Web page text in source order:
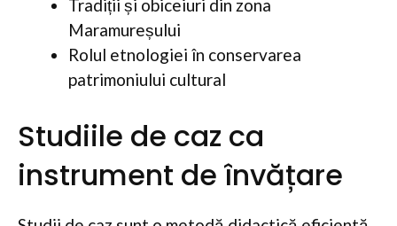
Tradiții și obiceiuri din zona
Maramureșului
Rolul etnologiei în conservarea
patrimoniului cultural
Studiile de caz ca
instrument de învățare